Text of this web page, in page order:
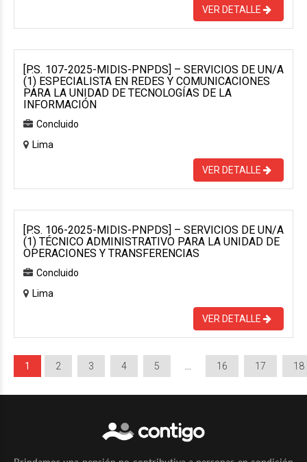
VER DETALLE
[P.S. 107-2025-MIDIS-PNPDS] – SERVICIOS DE UN/A
(1) ESPECIALISTA EN REDES Y COMUNICACIONES
PARA LA UNIDAD DE TECNOLOGÍAS DE LA
INFORMACIÓN
Concluido
Lima
VER DETALLE
[P.S. 106-2025-MIDIS-PNPDS] – SERVICIOS DE UN/A
(1) TÉCNICO ADMINISTRATIVO PARA LA UNIDAD DE
OPERACIONES Y TRANSFERENCIAS
Concluido
Lima
VER DETALLE
1 2 3 4 5 16 17 18